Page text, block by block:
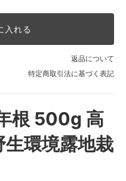
入れる
返品について
特定商取引法に基づく表記
根 500g 高
環境露地栽